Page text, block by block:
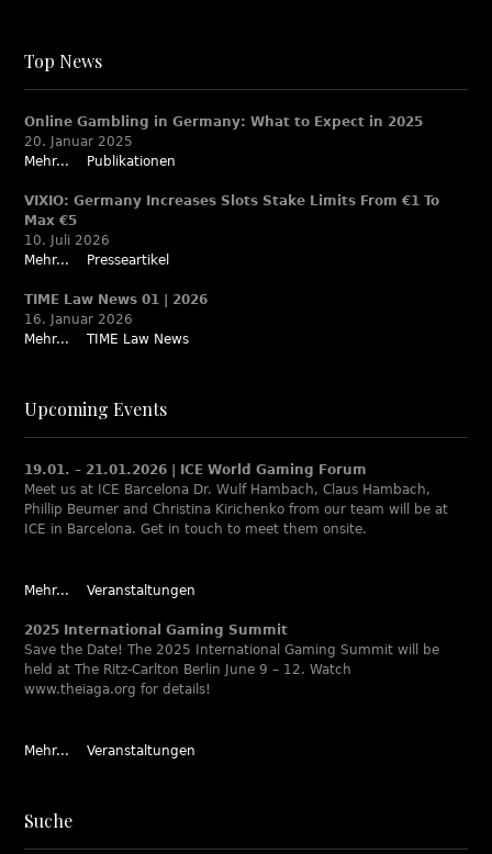
Top News
Online Gambling in Germany: What to Expect in 2025
20. Januar 2025
Mehr...
Publikationen
VIXIO: Germany Increases Slots Stake Limits From €1 To
Max €5
10. Juli 2026
Mehr...
Presseartikel
TIME Law News 01 | 2026
16. Januar 2026
Mehr...
TIME Law News
Upcoming Events
19.01. – 21.01.2026 | ICE World Gaming Forum
Meet us at ICE Barcelona Dr. Wulf Hambach, Claus Hambach,
Phillip Beumer and Christina Kirichenko from our team will be at
ICE in Barcelona. Get in touch to meet them onsite.
Mehr... Veranstaltungen
2025 International Gaming Summit
Save the Date! The 2025 International Gaming Summit will be
held at The Ritz-Carlton Berlin June 9 – 12. Watch
www.theiaga.org for details!
Mehr... Veranstaltungen
Suche